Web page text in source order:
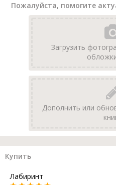
Пожалуйста, помогите
Загрузить
Дополнить или
Купить
Лабиринт